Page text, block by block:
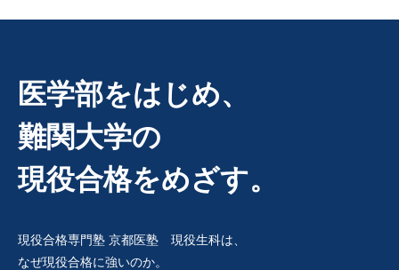
医学部をはじめ、
難関大学の
現役合格をめざす。
現役合格専門塾 京都医塾 現役生科は、
なぜ現役合格に強いのか。